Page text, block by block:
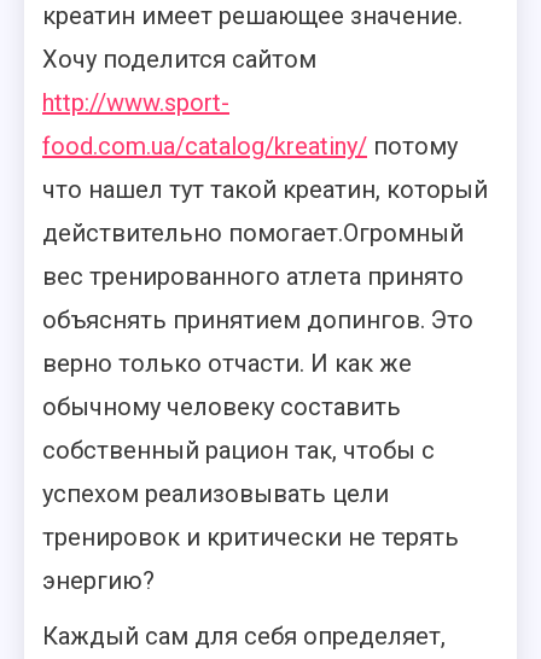
креатин имеет решающее значение.
Хочу поделится сайтом
http://www.sport-
food.com.ua/catalog/kreatiny/ потому
что нашел тут такой креатин, который
действительно помогает.Огромный
вес тренированного атлета принято
объяснять принятием допингов. Это
верно только отчасти. И как же
обычному человеку составить
собственный рацион так, чтобы с
успехом реализовывать цели
тренировок и критически не терять
энергию?
Каждый сам для себя определяет,